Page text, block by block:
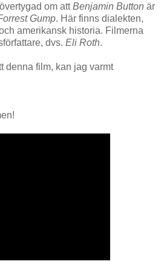
om attBenjamin Button är
Gump. Här finns dialekten,
amerikansk historia. Filmerna
dvs. Eli Roth.
denna film, kan jag varmt